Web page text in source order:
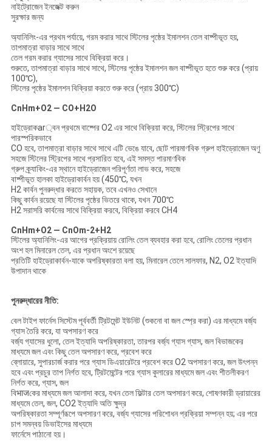
নাইট্রোজেন ইনজেক্ট করুন
সুরক্ষার জন্য
অ্যানিলিং-এর প্রথম পর্যায়ে, গরম করার সাথে স্টিলের পৃষ্ঠের ইমালশন তেল বাষ্পীভূত হয়,
তাপমাত্রা বাড়ার সাথে সাথে
তেল গরম করার গ্যাসের সাথে বিক্রিয়া করে।
শুরুতে, তাপমাত্রা বাড়ার সাথে সাথে, স্টিলের পৃষ্ঠের ইমালশন জল বাষ্পীভূত হতে শুরু করে (প্রায়
100℃),
স্টিলের পৃষ্ঠের ইমালশন বিক্রিয়া করতে শুরু করে (প্রায় 300℃)
CnHm+O2 — CO+H2O
হাইড্রোকar্বন প্রথমে বাষ্পের O2 এর সাথে বিক্রিয়া করে, স্টিলের স্ট্রিপের সাথে
পারস্পরিকভাবে
CO হবে, তাপমাত্রা বাড়ার সাথে সাথে এটি ভেঙে যাবে, ছোট পারমাণবিক গ্রুপ হাইড্রোজেন অণু
সহজে স্টিলের স্ট্রিপের সাথে প্রসারিত হবে, এই সমস্ত পারমাণবিক
গ্রুপ ক্র্যাকিং-এর স্থানে হাইড্রোজেন পরিপূর্ণতা লাভ করে, সহজে
বাষ্পীভূত হালকা হাইড্রোকার্বন হয় (450℃, যখন
H2 কার্বন পুনরুদ্ধার করতে সহায়ক, তবে এখনও সেখানে
কিছু কার্বন রয়েছে যা স্টিলের পৃষ্ঠের ভিতরে থাকে, যখন 700℃
H2 সরাসরি কার্বনের সাথে বিক্রিয়া করবে, বিক্রিয়া করবে CH4
CnHm+O2 — CnOm-2+H2
স্টিলের অ্যানিলিং-এর আগের প্রক্রিয়ায় রোলিং তেল ব্যবহার করা হবে, রোলিং তেলের প্রধান
অংশ হল মিনারেল তেল, এর প্রধান অংশে রয়েছে
প্রতিটি হাইড্রোকার্বন-যাকে অপরিষ্কারতা বলা হয়, মিনারেল তেলে সালফার, N2, O2 ইত্যাদি
উপাদান থাকে
পুনরুদ্ধারের নীতি:
বেল টাইপ ফার্নেস সিস্টেম পূর্ববর্তী ট্রিটমেন্ট ইউনিট (শুকনো বা জল স্প্রে করা) এর মাধ্যমে বর্জ্য
গ্যাস তৈরি করে, যা অপসারণ করে
বর্জ্য গ্যাসের ধুলো, তেল ইত্যাদি অপরিষ্কারতা, তারপর বর্জ্য গ্যাস গ্যাস, জল বিভাজকের
মাধ্যমে জল এবং কিছু তেল অপসারণ করে, প্রবেশ করে
ব্লোয়ারে, সুপারচার্জ করার পরে গ্যাস ডিএয়ারেটরে প্রবেশ করে O2 অপসারণ করে, জল উৎপন্ন
হবে এবং প্রচুর তাপ নির্গত হবে, ট্রিটমেন্টের পরে গ্যাস কুলারের মাধ্যমে জল এবং শীতলীকরণ
নির্গত করে, গ্যাস, জল
বিभाजকের মাধ্যমে জল আলাদা করে, যখন তেল ফিল্টার তেল অপসারণ করে, শোষণকারী ড্রায়ারের
মাধ্যমে তেল, জল, CO2 ইত্যাদি অতি ক্ষুদ্র
অপরিষ্কারতা সম্পূর্ণরূপে অপসারণ করে, বর্জ্য গ্যাসের পরিশোধন প্রক্রিয়া সম্পন্ন হয়; এর পরে
চাপ সমন্বয় ডিভাইসের মাধ্যমে
ফার্নেসে পাঠানো হয়।